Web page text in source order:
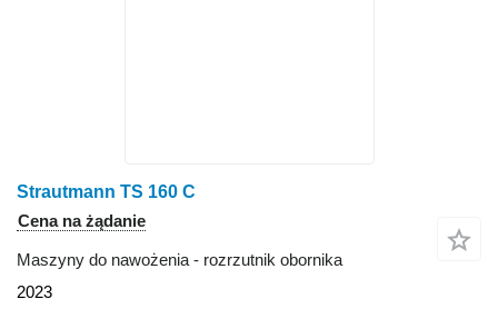
Strautmann TS 160 C
Cena na żądanie
Maszyny do nawożenia - rozrzutnik obornika
2023